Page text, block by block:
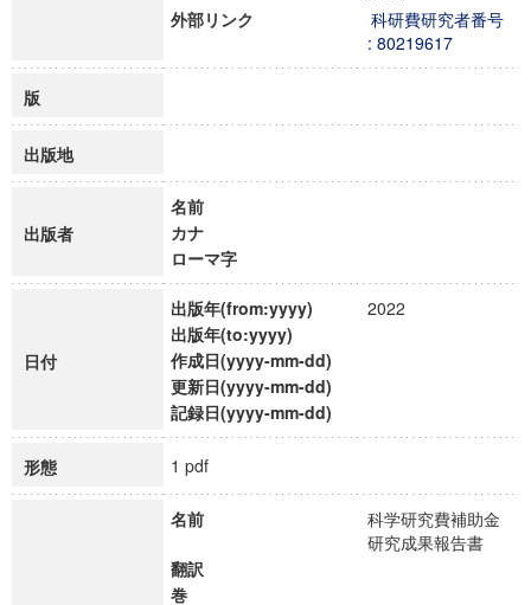
外部リンク
科研費研究者番号
: 80219617
版
出版地
出版者
名前
カナ
ローマ字
日付
出版年(from:yyyy)
2022
出版年(to:yyyy)
作成日(yyyy-mm-dd)
更新日(yyyy-mm-dd)
記録日(yyyy-mm-dd)
形態 1 pdf
名前
科学研究費補助金
研究成果報告書
翻訳
巻